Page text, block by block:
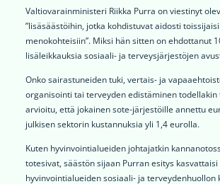
Valtiovarainministeri Riikka Purra on viestinyt
”lisäsäästöihin, jotka kohdistuvat aidosti
menokohteisiin”. Miksi hän sitten on ehdottanut
lisäleikkauksia sosiaali- ja terveysjärjestöjen
Onko sairastuneiden tuki, vertais- ja
organisointi tai terveyden edistäminen todellakin
arvioitu, että jokainen sote-järjestöille annettu
julkisen sektorin kustannuksia yli 1,4 eurolla.
Kuten hyvinvointialueiden johtajatkin
totesivat, säästön sijaan Purran esitys kasvattaisi
hyvinvointialueiden sosiaali- ja terveydenhuollon